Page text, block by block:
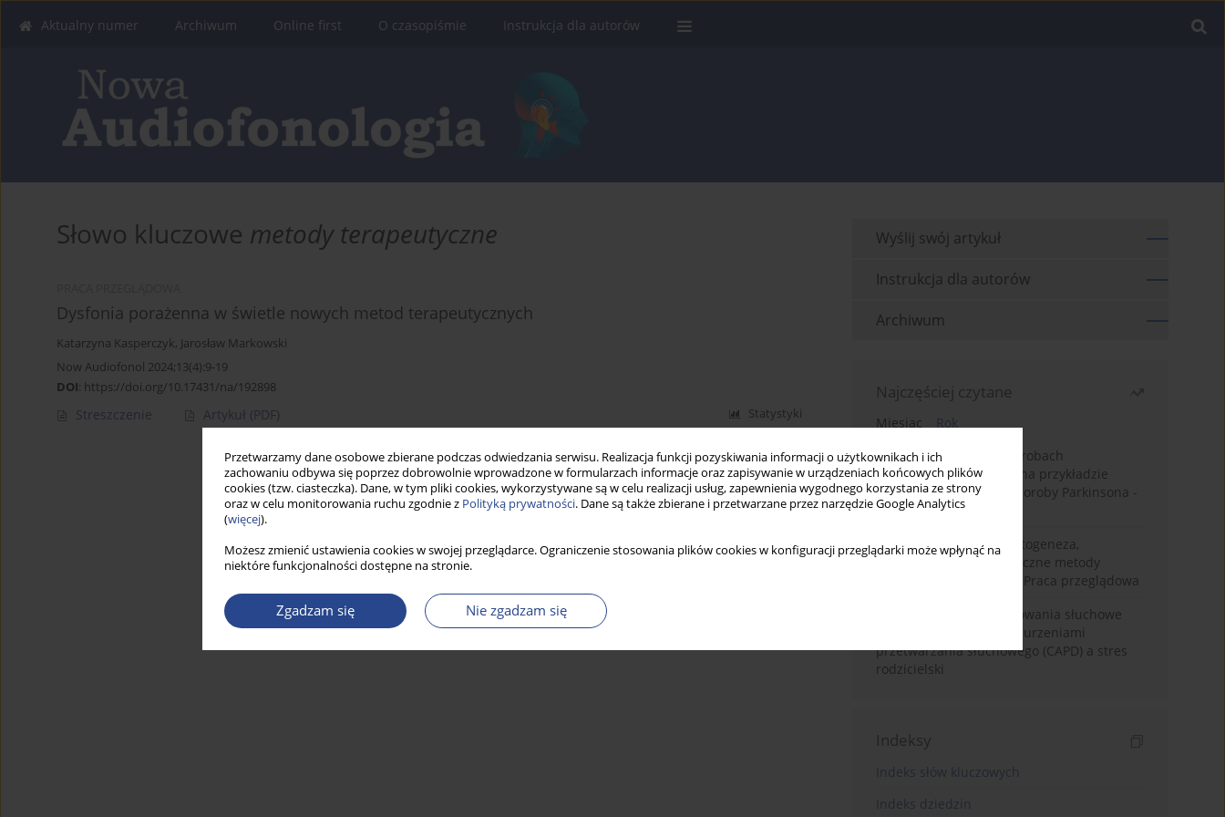
Przetwarzamy dane osobowe zbierane podczas odwiedzania serwisu. Realizacja funkcji pozyskiwania informacji o użytkownikach i ich
zachowaniu odbywa się poprzez dobrowolnie wprowadzone w formularzach informacje oraz zapisywanie w urządzeniach końcowych plików
cookies (tzw. ciasteczka). Dane, w tym pliki cookies, wykorzystywane są w celu realizacji usług, zapewnienia wygodnego korzystania ze strony
oraz w celu monitorowania ruchu zgodnie z Polityką prywatności. Dane są także zbierane i przetwarzane przez narzędzie Google Analytics
(więcej).
Możesz zmienić ustawienia cookies w swojej przeglądarce. Ograniczenie stosowania plików cookies w konfiguracji przeglądarki może wpłynąć na
niektóre funkcjonalności dostępne na stronie.
Zgadzam się Nie zgadzam się
Aktualny numer Archiwum Online first O czasopiśmie Instrukcja dla autorów
Słowo kluczowe metody terapeutyczne
Dysfonia porażenna w świetle nowych metod terapeutycznych
Katarzyna Kasperczyk, Jarosław Markowski
Now Audiofonol 2024;13(4):9-19
DOI: https://doi.org/10.17431/na/192898
Streszczenie Artykuł (PDF) Statystyki
Wyślij swój artykuł
Instrukcja dla autorów
Archiwum
Najczęściej czytane
Miesiąc
Rok
Badanie zmysłów w chorobach
neurodegeneracyjnych na przykładzie
choroby Alzheimera i choroby Parkinsona -
przegląd literatury
Choroba Meniere’a – patogeneza,
diagnostyka, niechirurgiczne metody
leczenia i kontrowersje. Praca przeglądowa
Relacje rodzinne i zachowania słuchowe
dzieci z centralnymi zaburzeniami
przetwarzania słuchowego (CAPD) a stres
rodzicielski
Indeksy
Indeks słów kluczowych
Indeks dziedzin